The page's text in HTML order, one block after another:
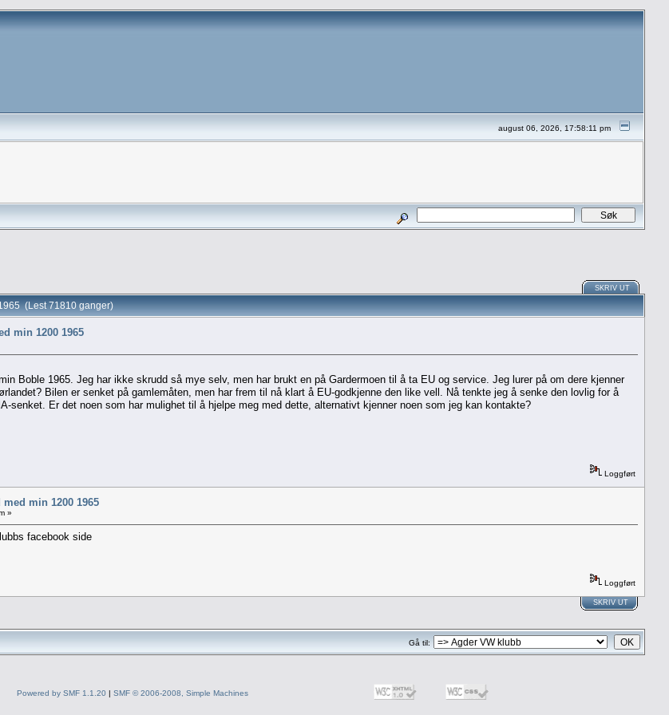
august 06, 2026, 17:58:11 pm
SKRIV UT
(Lest 71810 ganger)
min 1200 1965
Boble 1965. Jeg har ikke skrudd så mye selv, men har brukt en på Gardermoen til å ta EU og service. Jeg lurer på om dere kjenner
Bilen er senket på gamlemåten, men har frem til nå klart å EU-godkjenne den like vell. Nå tenkte jeg å senke den lovlig for å
senket. Er det noen som har mulighet til å hjelpe meg med dette, alternativt kjenner noen som jeg kan kontakte?
Loggført
min 1200 1965
»
facebook side
Loggført
SKRIV UT
Gå til:
Powered by SMF 1.1.20 | SMF © 2006-2008, Simple Machines